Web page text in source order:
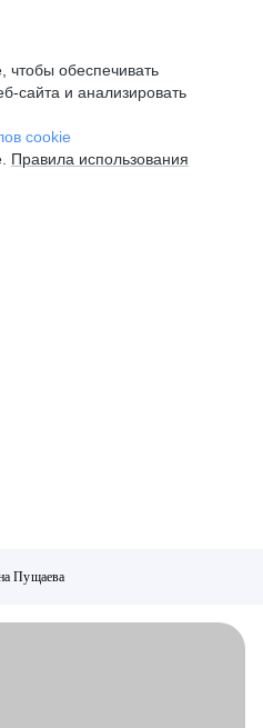
обеспечивать
сайта и анализировать
cookie
Правила использования
Пущаева